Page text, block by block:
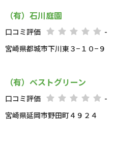
（有）石川庭園
口コミ評価
-
宮崎県都城市下川東３−１０−９
（有）ベストグリーン
口コミ評価
-
宮崎県延岡市野田町４９２４